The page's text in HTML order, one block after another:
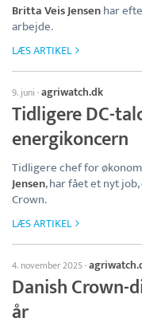
Britta Veis Jensenhar
arbejde.
LÆS ARTIKEL
9. juni ·agriwatch.dk
Tidligere DC-
energikoncern
Tidligere chef for
Jensen, har fået et nyt
Crown.
LÆS ARTIKEL
4. november 2025·
Danish Crown-
år